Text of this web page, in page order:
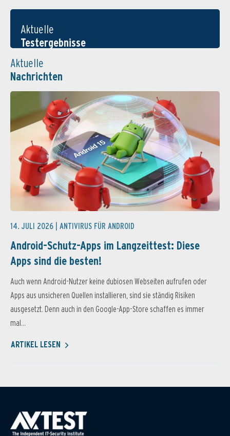
Aktuelle
Testergebnisse
Aktuelle
Nachrichten
14. JULI 2026 | ANTIVIRUS FÜR ANDROID
Android-Schutz-Apps im Langzeittest: Diese
Apps sind die besten!
Auch wenn Android-Nutzer keine dubiosen Webseiten aufrufen oder
Apps aus unsicheren Quellen installieren, sind sie ständig Risiken
ausgesetzt. Denn auch in den Google-App-Store schaffen es immer
mal...
ARTIKEL LESEN